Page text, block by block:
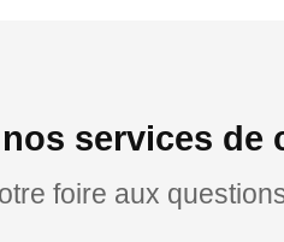
services
foire aux